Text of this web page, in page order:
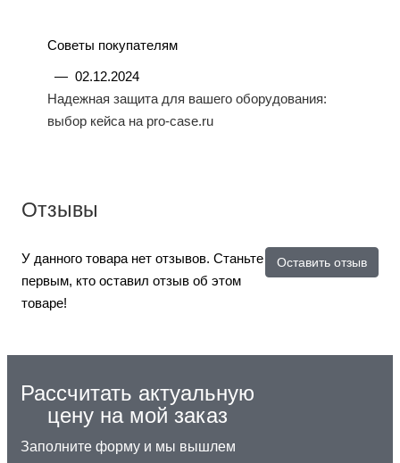
Советы покупателям
— 02.12.2024
Надежная защита для вашего оборудования:
выбор кейса на pro-case.ru
Отзывы
Оставить отзыв
У данного товара нет отзывов. Станьте
первым, кто оставил отзыв об этом
товаре!
Рассчитать актуальную
цену на мой заказ
Заполните форму и мы вышлем